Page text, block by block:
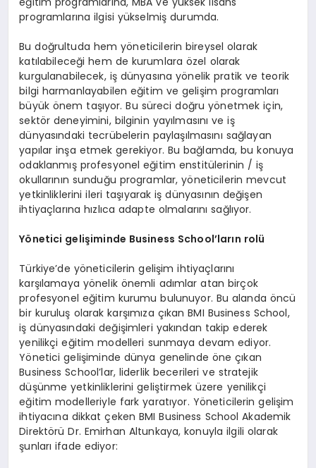
programlarına ilgisi yükselmiş durumda.
Bu doğrultuda hem yöneticilerin bireysel olarak
katılabileceği hem de kurumlara özel olarak
kurgulanabilecek, iş dünyasına yönelik pratik ve teorik
bilgi harmanlayabilen eğitim ve gelişim programları
büyük önem taşıyor. Bu süreci doğru yönetmek için,
sektör deneyimini, bilginin yayılmasını ve iş
dünyasındaki tecrübelerin paylaşılmasını sağlayan
yapılar inşa etmek gerekiyor. Bu bağlamda, bu konuya
odaklanmış profesyonel eğitim enstitülerinin / iş
okullarının sunduğu programlar, yöneticilerin mevcut
yetkinliklerini ileri taşıyarak iş dünyasının değişen
ihtiyaçlarına hızlıca adapte olmalarını sağlıyor.
Yönetici gelişiminde Business School’ların rolü
Türkiye’de yöneticilerin gelişim ihtiyaçlarını
karşılamaya yönelik önemli adımlar atan birçok
profesyonel eğitim kurumu bulunuyor. Bu alanda öncü
bir kuruluş olarak karşımıza çıkan BMI Business School,
iş dünyasındaki değişimleri yakından takip ederek
yenilikçi eğitim modelleri sunmaya devam ediyor.
Yönetici gelişiminde dünya genelinde öne çıkan
Business School’lar, liderlik becerileri ve stratejik
düşünme yetkinliklerini geliştirmek üzere yenilikçi
eğitim modelleriyle fark yaratıyor. Yöneticilerin gelişim
ihtiyacına dikkat çeken BMI Business School Akademik
Direktörü Dr. Emirhan Altunkaya, konuyla ilgili olarak
şunları ifade ediyor: